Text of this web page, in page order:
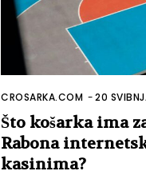
CROSARKA.COM -20
Što košarka ima
Rabona
kasinima?